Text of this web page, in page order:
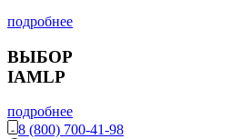
подробнее
ВЫБОР
IAMLP
подробнее
8 (800) 700-41-98